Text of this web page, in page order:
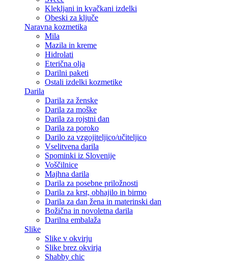
Klekljani in kvačkani izdelki
Obeski za ključe
Naravna kozmetika
Mila
Mazila in kreme
Hidrolati
Eterična olja
Darilni paketi
Ostali izdelki kozmetike
Darila
Darila za ženske
Darila za moške
Darila za rojstni dan
Darila za poroko
Darilo za vzgojiteljico/učiteljico
Vselitvena darila
Spominki iz Slovenije
Voščilnice
Majhna darila
Darila za posebne priložnosti
Darila za krst, obhajilo in birmo
Darila za dan žena in materinski dan
Božična in novoletna darila
Darilna embalaža
Slike
Slike v okvirju
Slike brez okvirja
Shabby chic